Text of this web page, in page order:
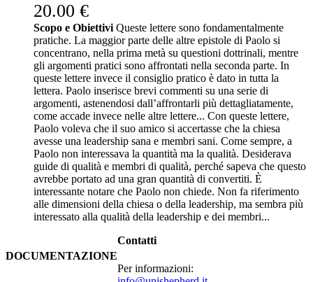
20.00 €
Scopo e ObiettiviQueste lettere sono fondamentalmente
pratiche. La maggior parte delle altre epistole di Paolo si
concentrano, nella prima metà su questioni dottrinali, mentre
gli argomenti pratici sono affrontati nella seconda parte. In
queste lettere invece il consiglio pratico è dato in tutta la
lettera. Paolo inserisce brevi commenti su una serie di
argomenti, astenendosi dall’affrontarli più dettagliatamente,
come accade invece nelle altre lettere... Con queste lettere,
Paolo voleva che il suo amico si accertasse che la chiesa
avesse una leadership sana e membri sani. Come sempre, a
Paolo non interessava la quantità ma la qualità. Desiderava
guide di qualità e membri di qualità, perché sapeva che questo
avrebbe portato ad una gran quantità di convertiti. È
interessante notare che Paolo non chiede. Non fa riferimento
alle dimensioni della chiesa o della leadership, ma sembra più
interessato alla qualità della leadership e dei membri...
DOCUMENTAZIONE
Contatti
Per informazioni: